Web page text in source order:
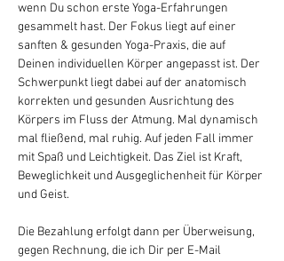
wenn Du schon erste Yoga-Erfahrungen
gesammelt hast. Der Fokus liegt auf einer
sanften & gesunden Yoga-Praxis, die auf
Deinen individuellen Körper angepasst ist. Der
Schwerpunkt liegt dabei auf der anatomisch
korrekten und gesunden Ausrichtung des
Körpers im Fluss der Atmung. Mal dynamisch
mal fließend, mal ruhig. Auf jeden Fall immer
mit Spaß und Leichtigkeit. Das Ziel ist Kraft,
Beweglichkeit und Ausgeglichenheit für Körper
und Geist.
Die Bezahlung erfolgt dann per Überweisung,
gegen Rechnung, die ich Dir per E-Mail